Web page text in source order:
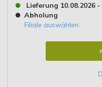
Lieferung 10.08.2026 -
Abholung
Filiale auswählen